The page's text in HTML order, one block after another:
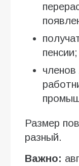
пенсии;
Размер
разный.
Важно: